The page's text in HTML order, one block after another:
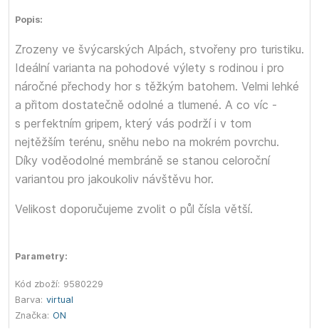
Popis:
Zrozeny ve švýcarských Alpách, stvořeny pro turistiku.
Ideální varianta na pohodové výlety s rodinou i pro
náročné přechody hor s těžkým batohem. Velmi lehké
a přitom dostatečně odolné a tlumené. A co víc -
s perfektním gripem, který vás podrží i v tom
nejtěžším terénu, sněhu nebo na mokrém povrchu.
Díky voděodolné membráně se stanou celoroční
variantou pro jakoukoliv návštěvu hor.
Velikost doporučujeme zvolit o půl čísla větší.
Parametry:
Kód zboží: 9580229
Barva: virtual
Značka: ON